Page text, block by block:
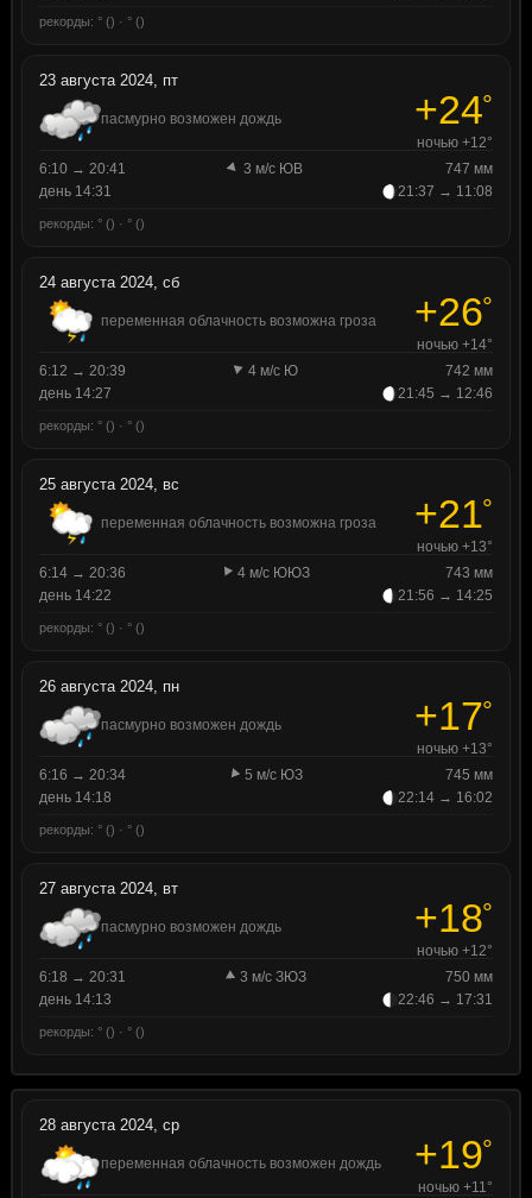
рекорды: ° () · ° ()
23 августа 2024, пт
пасмурно возможен дождь +24°
ночью +12°
6:10 → 20:41
3 м/с ЮВ
747 мм
день 14:31
21:37 → 11:08
рекорды: ° () · ° ()
24 августа 2024, сб
переменная облачность возможна гроза +26°
ночью +14°
6:12 → 20:39
4 м/с Ю
742 мм
день 14:27
21:45 → 12:46
рекорды: ° () · ° ()
25 августа 2024, вс
переменная облачность возможна гроза +21°
ночью +13°
6:14 → 20:36
4 м/с ЮЮЗ
743 мм
день 14:22
21:56 → 14:25
рекорды: ° () · ° ()
26 августа 2024, пн
пасмурно возможен дождь +17°
ночью +13°
6:16 → 20:34
5 м/с ЮЗ
745 мм
день 14:18
22:14 → 16:02
рекорды: ° () · ° ()
27 августа 2024, вт
пасмурно возможен дождь +18°
ночью +12°
6:18 → 20:31
3 м/с ЗЮЗ
750 мм
день 14:13
22:46 → 17:31
рекорды: ° () · ° ()
28 августа 2024, ср
переменная облачность возможен дождь +19°
ночью +11°